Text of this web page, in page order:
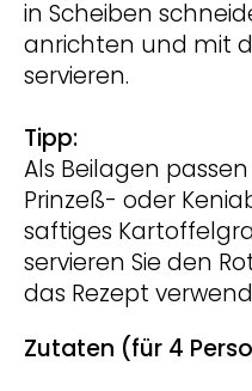
in Scheiben
anrichten und mit
servieren.
Tipp:
Als Beilagen
Prinzeß- oder
saftiges
servieren Sie den
das Rezept
Zutaten (für 4